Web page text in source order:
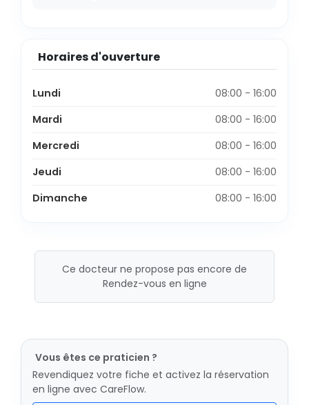
Horaires d'ouverture
Lundi
08:00 - 16:00
Mardi
08:00 - 16:00
Mercredi
08:00 - 16:00
Jeudi
08:00 - 16:00
Dimanche
08:00 - 16:00
Ce docteur ne propose pas encore de
Rendez-vous en ligne
Vous êtes ce praticien ?
Revendiquez votre fiche et activez la réservation
en ligne avec CareFlow.